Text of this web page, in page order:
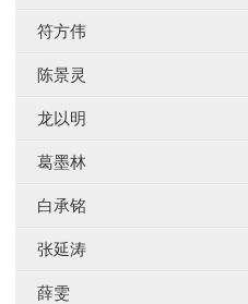
符方伟
陈景灵
龙以明
葛墨林
白承铭
张延涛
薛雯